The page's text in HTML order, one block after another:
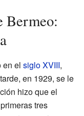
Bermeo:
en el siglo XVIII,
en 1929, se le
hizo que el
tres